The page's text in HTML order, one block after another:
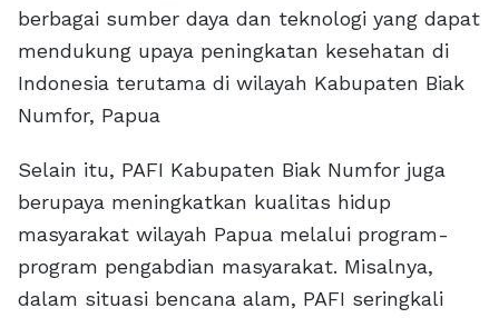
berbagai sumber daya dan teknologi yang dapat
mendukung upaya peningkatan kesehatan di
Indonesia terutama di wilayah Kabupaten Biak
Numfor, Papua
Selain itu, PAFI Kabupaten Biak Numfor juga
berupaya meningkatkan kualitas hidup
masyarakat wilayah Papua melalui program-
program pengabdian masyarakat. Misalnya,
dalam situasi bencana alam, PAFI seringkali